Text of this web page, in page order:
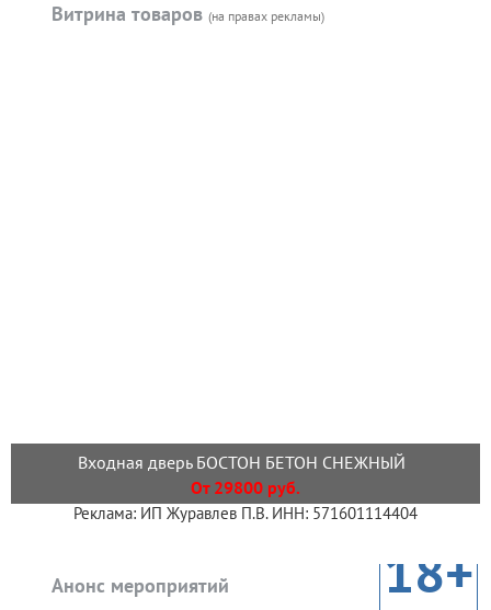
Витрина товаров (на правах рекламы)
Входная дверь БОСТОН БЕТОН СНЕЖНЫЙ
От 29800 руб.
Реклама: ИП Журавлев П.В. ИНН: 571601114404
Анонс мероприятий 18+